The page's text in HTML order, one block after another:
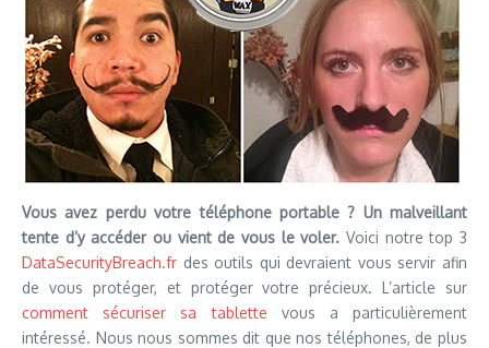
Vous avez perdu votre téléphone portable ? Un malveillant
tente d’y accéder ou vient de vous le voler. Voici notre top 3
DataSecurityBreach.fr des outils qui devraient vous servir afin
de vous protéger, et protéger votre précieux. L’article sur
comment sécuriser sa tablette vous a particulièrement
intéressé. Nous nous sommes dit que nos téléphones, de plus